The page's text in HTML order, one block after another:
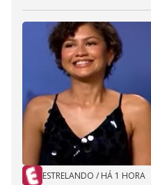
ESTRELANDO / HÁ 1 HORA